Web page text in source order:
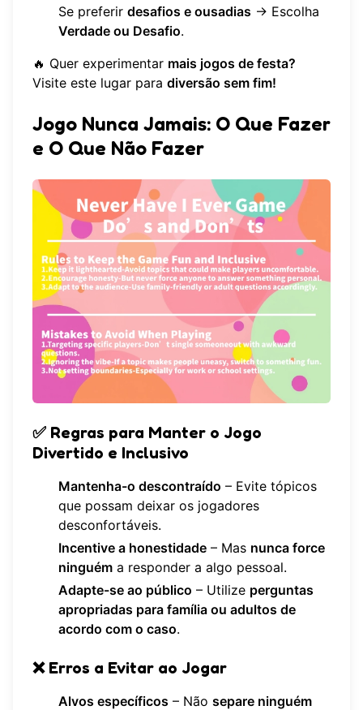
Se preferir desafios e ousadias → Escolha
Verdade ou Desafio.
🔥 Quer experimentar mais jogos de festa?
Visite este lugar para diversão sem fim!
Jogo Nunca Jamais: O Que Fazer
e O Que Não Fazer
✅ Regras para Manter o Jogo
Divertido e Inclusivo
Mantenha-o descontraído – Evite tópicos
que possam deixar os jogadores
desconfortáveis.
Incentive a honestidade – Mas nunca force
ninguém a responder a algo pessoal.
Adapte-se ao público – Utilize perguntas
apropriadas para família ou adultos de
acordo com o caso.
❌ Erros a Evitar ao Jogar
Alvos específicos – Não separe ninguém